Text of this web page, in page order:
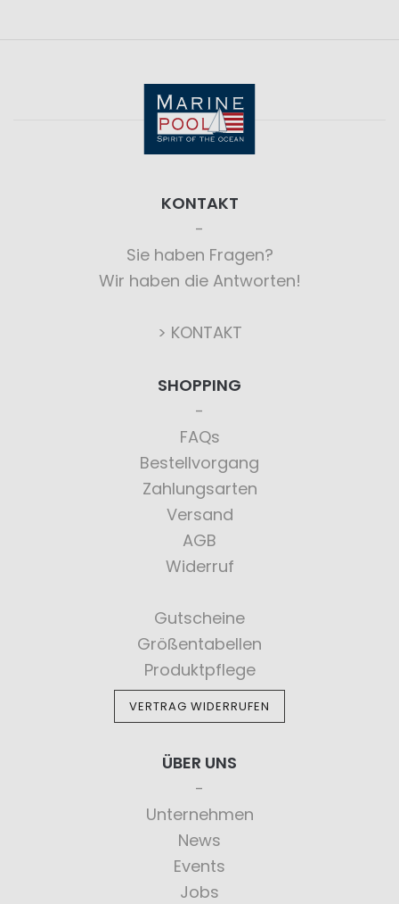
KONTAKT
Sie haben Fragen?
Wir haben die Antworten!
> KONTAKT
SHOPPING
FAQs
Bestellvorgang
Zahlungsarten
Versand
AGB
Widerruf
Gutscheine
Größentabellen
Produktpflege
VERTRAG WIDERRUFEN
ÜBER UNS
Unternehmen
News
Events
Jobs